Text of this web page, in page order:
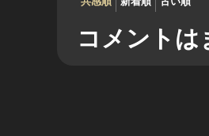
コメントは